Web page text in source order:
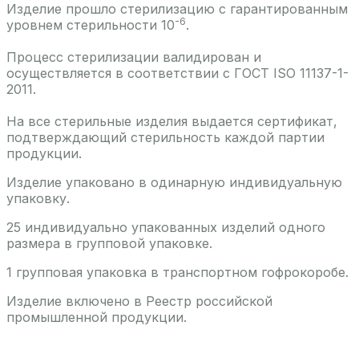
Изделие прошло стерилизацию с гарантированным
уровнем стерильности 10-6.
Процесс стерилизации валидирован и
осуществляется в соответствии с ГОСТ ISO 11137-1-
2011.
На все стерильные изделия выдается сертификат,
подтверждающий стерильность каждой партии
продукции.
Изделие упаковано в одинарную индивидуальную
упаковку.
25 индивидуально упакованных изделий одного
размера в групповой упаковке.
1 групповая упаковка в транспортном гофрокоробе.
Изделие включено в Реестр российской
промышленной продукции.